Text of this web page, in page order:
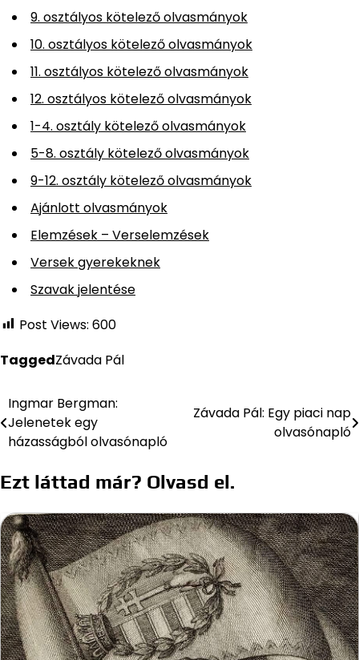
9. osztályos kötelező olvasmányok
10. osztályos kötelező olvasmányok
11. osztályos kötelező olvasmányok
12. osztályos kötelező olvasmányok
1-4. osztály kötelező olvasmányok
5-8. osztály kötelező olvasmányok
9-12. osztály kötelező olvasmányok
Ajánlott olvasmányok
Elemzések – Verselemzések
Versek gyerekeknek
Szavak jelentése
Post Views: 600
TaggedZávada Pál
Bejegyzés
navigáció
Ingmar Bergman:
Jelenetek egy
házasságból olvasónapló
Závada Pál: Egy piaci nap
olvasónapló
Ezt láttad már? Olvasd el.